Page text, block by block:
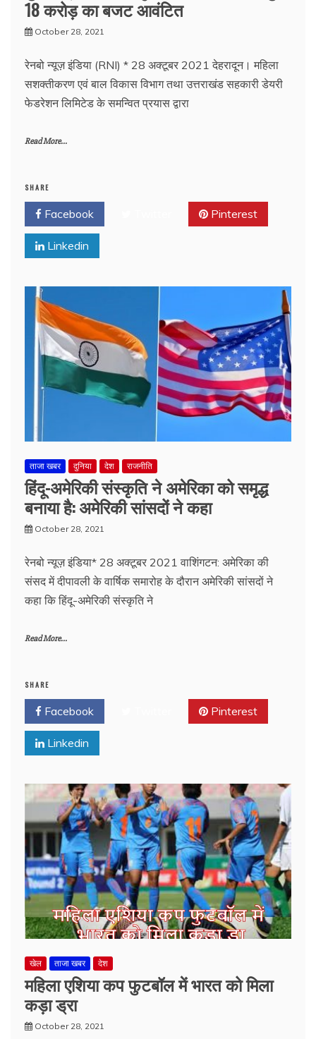
18 करोड़ का बजट आवंटित
October 28, 2021
रेनबो न्यूज़ इंडिया (RNI) * 28 अक्टूबर 2021 देहरादून। महिला
सशक्तीकरण एवं बाल विकास विभाग तथा उत्तराखंड सहकारी डेयरी
फेडरेशन लिमिटेड के समन्वित प्रयास द्वारा
Read More...
SHARE
Facebook Pinterest
Linkedin
ताजा खबर दुनिया देश राजनीति
हिंदू-अमेरिकी संस्कृति ने अमेरिका को समृद्ध
बनाया है: अमेरिकी सांसदों ने कहा
October 28, 2021
रेनबो न्यूज़ इंडिया* 28 अक्टूबर 2021 वाशिंगटन: अमेरिका की
संसद में दीपावली के वार्षिक समारोह के दौरान अमेरिकी सांसदों ने
कहा कि हिंदू-अमेरिकी संस्कृति ने
Read More...
SHARE
Facebook Pinterest
Linkedin
खेल ताजा खबर देश
महिला एशिया कप फुटबॉल में भारत को मिला
कड़ा ड्रा
October 28, 2021